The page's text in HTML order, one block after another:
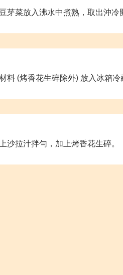
芽菜放入沸水中煮熟，取出沖冷
料 (烤香花生碎除外) 放入冰箱冷
沙拉汁拌勻，加上烤香花生碎。